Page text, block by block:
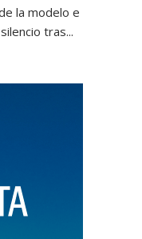
la modelo e
tras...